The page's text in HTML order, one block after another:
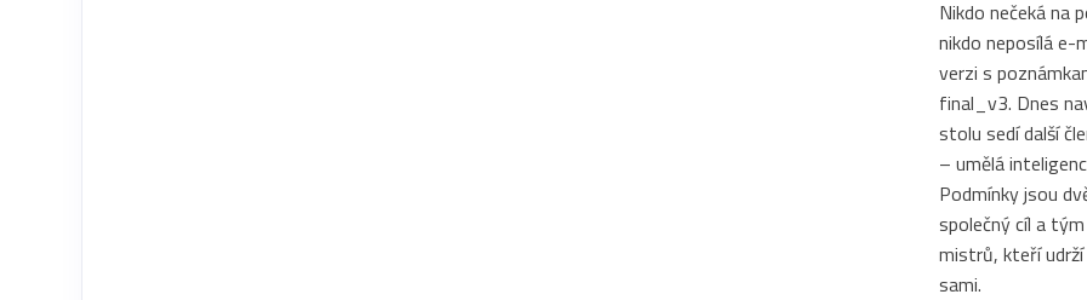
Nikdo nečeká na
nikdo neposílá e-
verzi s
final_v3. Dnes
stolu sedí další
– umělá
Podmínky jsou
společný cíl a tým
mistrů, kteří
sami.